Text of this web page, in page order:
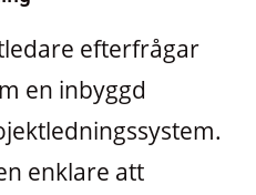
efterfrågar
en inbyggd
enklare att